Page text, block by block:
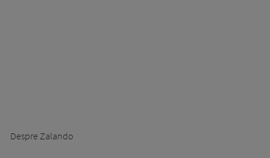
Despre Zalando